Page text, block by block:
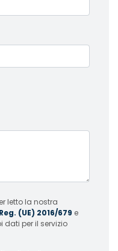
letto la nostra
(UE) 2016/679 e
per il servizio